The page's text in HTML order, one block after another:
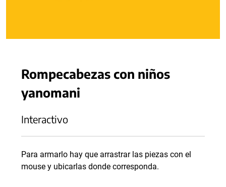
Rompecabezas con niños
yanomani
Interactivo
Para armarlo hay que arrastrar las piezas con el
mouse y ubicarlas donde corresponda.